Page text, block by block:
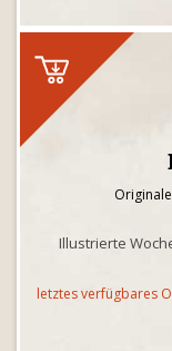
Illustrierte
letztes verfügbares